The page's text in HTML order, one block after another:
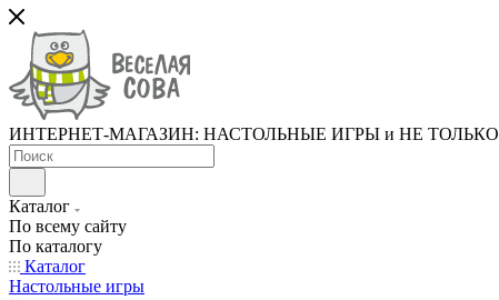
ИНТЕРНЕТ-МАГАЗИН: НАСТОЛЬНЫЕ ИГРЫ и НЕ ТОЛЬКО
Каталог
По всему сайту
По каталогу
Каталог
Настольные игры